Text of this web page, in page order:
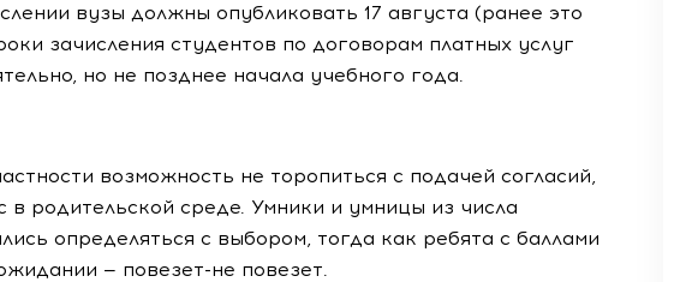
вузы должны опубликовать 17 августа (ранее это
зачисления студентов по договорам платных услуг
но не позднее начала учебного года.
возможность не торопиться с подачей согласий,
в родительской среде. Умники и умницы из числа
определяться с выбором, тогда как ребята с баллами
— повезет-не повезет.